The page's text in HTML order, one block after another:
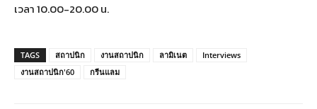
เวลา 10.00-20.00 น.
TAGS สถาปนิก งานสถาปนิก ลามิเนต
Interviews
งานสถาปนิก'60
กรีนแลม